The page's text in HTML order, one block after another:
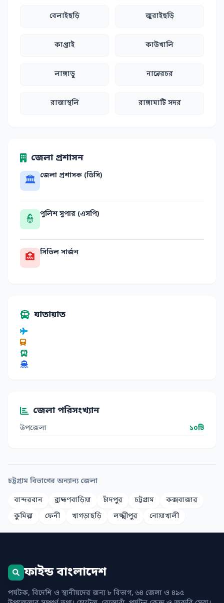
বেলাইছড়ি জুরাইছড়ি
কাপ্তাই কাউখালি
লাঙ্গাডু নান্নেরচর
রাজাস্থলি রাঙ্গামাটি সদর
জেলা প্রশাসন
🏛 জেলা প্রশাসক (ডিসি)
👮 পুলিশ সুপার (এসপি)
🏥 সিভিল সার্জন
যাতায়াত
জেলা পরিসংখ্যান
উপজেলা ১০টি
চট্টগ্রাম বিভাগের অন্যান্য জেলা
বান্দরবান
ব্রাহ্মণবাড়িয়া চাঁদপুর চট্টগ্রাম
কক্সবাজার
কুমিল্লা
ফেনী খাগড়াছড়ি লক্ষ্মীপুর নোয়াখালী
ফাইন্ড বাংলাদেশ
পর্যটক, বিদেশি ও স্থানীয়দের জন্য ৮ বিভাগ, ৬৪ জেলা ও ৪৯৫